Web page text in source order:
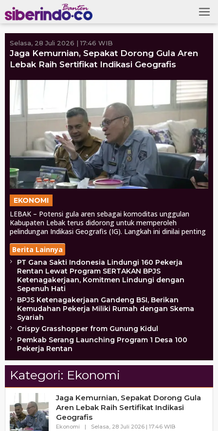
to
content
Selasa, 28 Juli 2026 | 17:46 WIB
Jaga Kemurnian, Sepakat Dorong Gula Aren
Lebak Raih Sertifikat Indikasi Geografis
EKONOMI
LEBAK – Potensi gula aren sebagai komoditas unggulan
Kabupaten Lebak terus didorong untuk memperoleh
pelindungan Indikasi Geografis (IG). Langkah ini dinilai penting
Berita Lainnya
PT Gana Sakti Indonesia Lindungi 160 Pekerja
Rentan Lewat Program SERTAKAN BPJS
Ketenagakerjaan, Komitmen Lindungi dengan
Sepenuh Hati
BPJS Ketenagakerjaan Gandeng BSI, Berikan
Kemudahan Pekerja Miliki Rumah dengan Skema
Syariah
Crispy Grasshopper from Gunung Kidul
Pemkab Serang Launching Program 1 Desa 100
Pekerja Rentan
Kategori: Ekonomi
Jaga Kemurnian, Sepakat Dorong Gula
Aren Lebak Raih Sertifikat Indikasi
Geografis
Ekonomi | Selasa, 28 Juli 2026 | 17:46 WIBOleh